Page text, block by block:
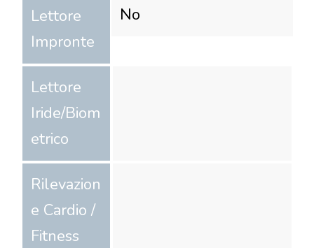
Lettore
Impronte
No
Lettore
Iride/Biom
etrico
Rilevazion
e Cardio /
Fitness